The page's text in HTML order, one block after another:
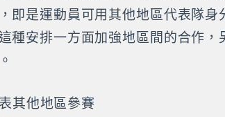
即是運動員可用其他地區代表隊身
種安排一方面加強地區間的合作，
其他地區參賽